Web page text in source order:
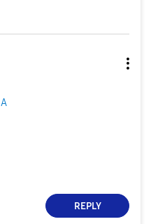
جالاكسى A
REPLY